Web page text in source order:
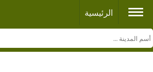
الرئيسية